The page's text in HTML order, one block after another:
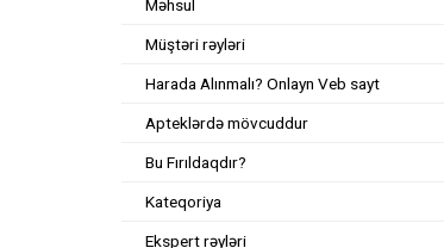
Məhsul
Müştəri rəyləri
Harada Alınmalı? Onlayn Veb sayt
Apteklərdə mövcuddur
Bu Fırıldaqdır?
Kateqoriya
Ekspert rəyləri